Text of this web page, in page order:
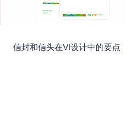
信封和信头在VI设计中的要点